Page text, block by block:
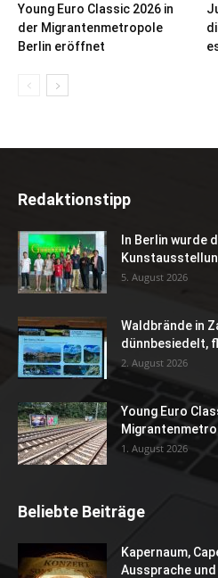
Young Euro Classic 2026 in
der Migrantenmetropole
Berlin eröffnet
Redaktionstipp
In Berlin wurde
5. August 2026
Waldbrände in
dünnbesiedelt,
2. August 2026
Young Euro
1. August 2026
Beliebte Beiträge
Kapernaum,
Aussprache